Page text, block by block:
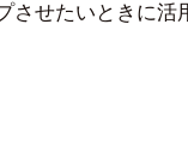
せたいときに活